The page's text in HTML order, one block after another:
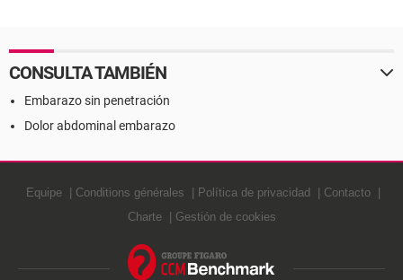
CONSULTA TAMBIÉN
Embarazo sin penetración
Dolor abdominal embarazo
Equipe Conditions générales Política de privacidad
Contacto
Charte
Gestión de cookies